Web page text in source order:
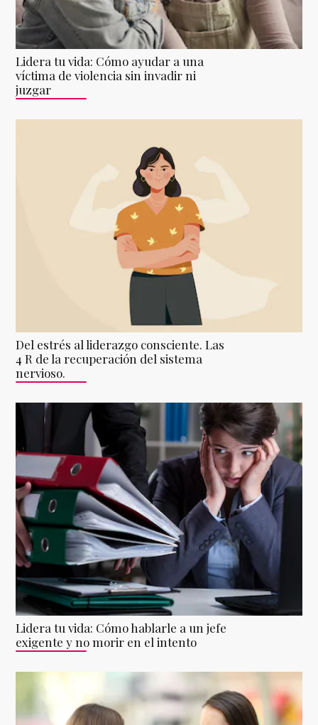
Lidera tu vida: Cómo ayudar a una
víctima de violencia sin invadir ni
juzgar
Del estrés al liderazgo consciente. Las
4 R de la recuperación del sistema
nervioso.
Lidera tu vida: Cómo hablarle a un jefe
exigente y no morir en el intento